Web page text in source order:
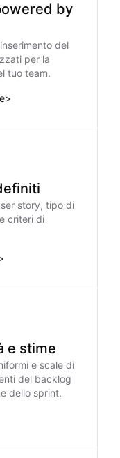
by
del
per la
tuo team.
>
story, tipo di
criteri di
e stime
e scale di
del backlog
dello sprint.